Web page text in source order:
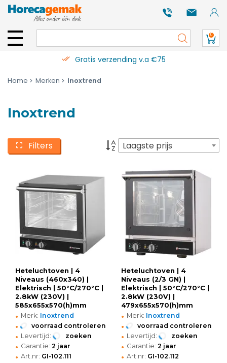
0
Gratis verzending v.a €75
Home Merken Inoxtrend
Inoxtrend
Filters Laagste prijs
Heteluchtoven | 4
Niveaus (460x340) |
Elektrisch | 50°C/270°C |
2.8kW (230V) |
585x655x570(h)mm
• Merk: Inoxtrend
• voorraad controleren
• Levertijd: zoeken
• Garantie: 2 jaar
• Art.nr: GI-102.111
Heteluchtoven | 4
Niveaus (2/3 GN) |
Elektrisch | 50°C/270°C |
2.8kW (230V) |
479x655x570(h)mm
• Merk: Inoxtrend
• voorraad controleren
• Levertijd: zoeken
• Garantie: 2 jaar
• Art.nr: GI-102.112